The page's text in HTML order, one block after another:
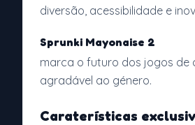
diversão, acessibilidade e
Sprunki Mayonaise 2
marca o futuro dos jogos de
agradável ao género.
Caraterísticas